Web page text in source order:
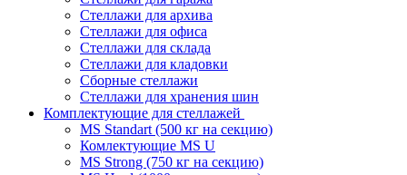
Стеллажи для архива
Стеллажи для офиса
Стеллажи для склада
Стеллажи для кладовки
Сборные стеллажи
Стеллажи для хранения шин
Комплектующие для стеллажей
MS Standart (500 кг на секцию)
Комлектующие MS U
MS Strong (750 кг на секцию)